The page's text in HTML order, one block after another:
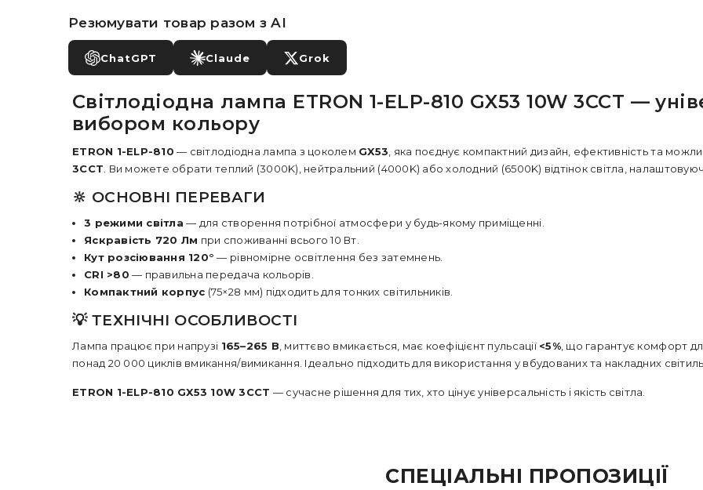
Резюмувати товар разом з AI
ChatGPT Claude Grok
Світлодіодна лампа ETRON 1-ELP-810 GX53 10W 3CCT —
вибором кольору
ETRON 1-ELP-810 — світлодіодна лампа з цоколем GX53 , яка поєднує компактний дизайн, ефективність та
3CCT . Ви можете обрати теплий (3000K), нейтральний (4000K) або холодний (6500K) відтінок світла,
🔆 ОСНОВНІ ПЕРЕВАГИ
3 режими світла — для створення потрібної атмосфери у будь-якому приміщенні.
Яскравість 720 Лм при споживанні всього 10 Вт.
Кут розсіювання 120° — рівномірне освітлення без затемнень.
CRI >80 — правильна передача кольорів.
Компактний корпус (75×28 мм) підходить для тонких світильників.
💡 ТЕХНІЧНІ ОСОБЛИВОСТІ
Лампа працює при напрузі 165–265 В , миттєво вмикається, має коефіцієнт пульсації <5%, що гарантує комфорт
понад 20 000 циклів вмикання/вимикання. Ідеально підходить для використання у вбудованих та накладних
ETRON 1-ELP-810 GX53 10W 3CCT — сучасне рішення для тих, хто цінує універсальність і якість світла.
СПЕЦІАЛЬНІ ПРОПОЗИЦІЇ